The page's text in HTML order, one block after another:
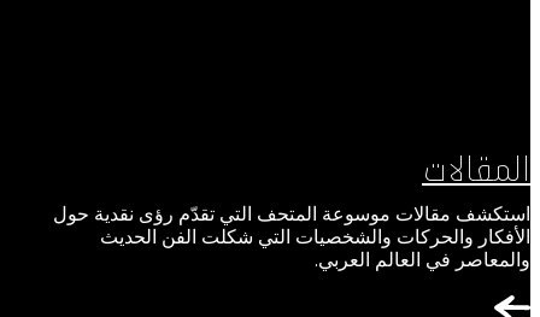
المقالات
استكشف مقالات موسوعة المتحف التي تقدّم رؤى نقدية حول
الأفكار والحركات والشخصيات التي شكلت الفن الحديث
والمعاصر في العالم العربي.